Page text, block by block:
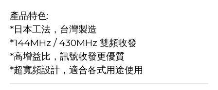
產品特色:
*日本工法，台灣製造
*144MHz / 430MHz 雙頻收發
*高增益比，訊號收發更優質
*超寬頻設計，適合各式用途使用